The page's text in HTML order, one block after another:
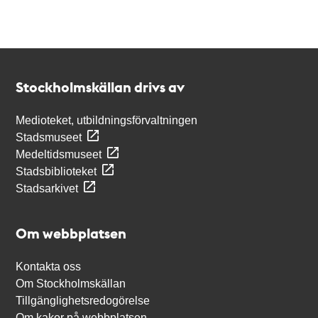
Stockholmskällan drivs av
Medioteket, utbildningsförvaltningen
Stadsmuseet
Medeltidsmuseet
Stadsbiblioteket
Stadsarkivet
Om webbplatsen
Kontakta oss
Om Stockholmskällan
Tillgänglighetsredogörelse